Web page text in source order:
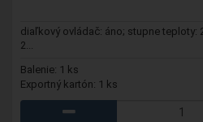
diaľkový ovládač: áno; stupne teploty:
2...
Balenie: 1 ks
Exportný kartón: 1 ks